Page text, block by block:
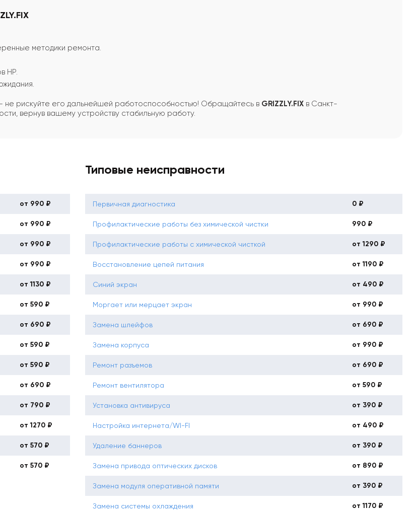
методики ремонта.
HP.
не рискуйте его дальнейшей работоспособностью! Обращайтесь в GRIZZLY.FIX в Санкт-
вернув вашему устройству стабильную работу.
от 990 ₽
от 990 ₽
от 990 ₽
от 990 ₽
от 1130 ₽
от 590 ₽
от 690 ₽
от 590 ₽
от 590 ₽
от 690 ₽
от 790 ₽
от 1270 ₽
от 570 ₽
от 570 ₽
Типовые неисправности
Первичная диагностика 0 ₽
Профилактические работы без химической чистки 990 ₽
Профилактические работы с химической чисткой от 1290 ₽
Восстановление цепей питания от 1190 ₽
Синий экран от 490 ₽
Моргает или мерцает экран от 990 ₽
Замена шлейфов от 690 ₽
Замена корпуса от 990 ₽
Ремонт разъемов от 690 ₽
Ремонт вентилятора от 590 ₽
Установка антивируса от 390 ₽
Настройка интернета/WI-FI от 490 ₽
Удаление баннеров от 390 ₽
Замена привода оптических дисков от 890 ₽
Замена модуля оперативной памяти от 390 ₽
Замена системы охлаждения от 1170 ₽